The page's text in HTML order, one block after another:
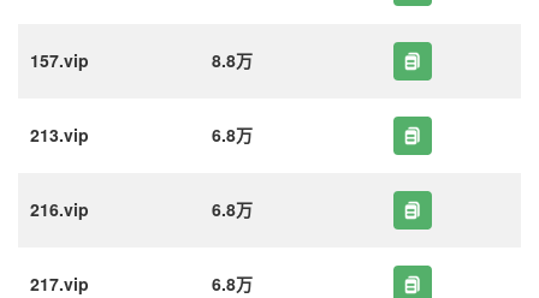
157.vip 8.8万
213.vip 6.8万
216.vip 6.8万
217.vip 6.8万